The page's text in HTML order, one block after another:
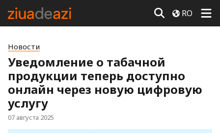
RO
Новости
Уведомление о табачной
продукции теперь доступно
онлайн через новую цифровую
услугу
07 августа 2025